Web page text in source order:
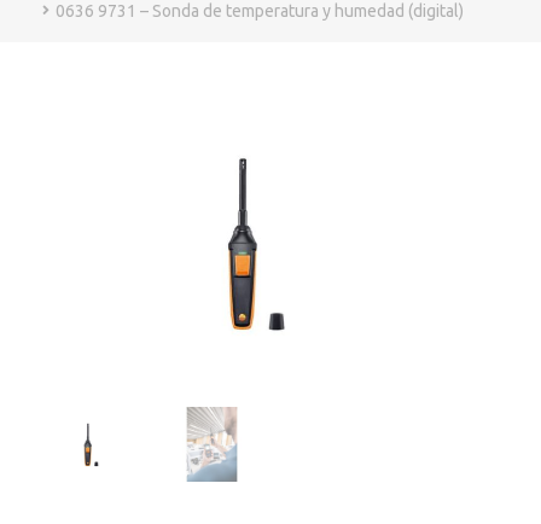
0636 9731 – Sonda de temperatura y humedad (digital)